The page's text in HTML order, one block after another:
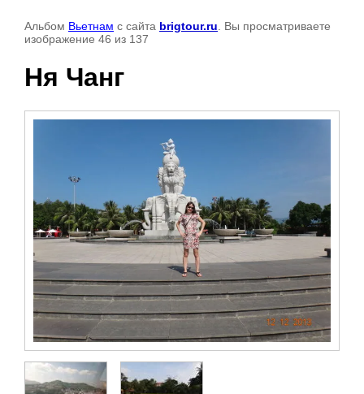
Альбом Вьетнам с сайта brigtour.ru . Вы просматриваете
изображение 46 из 137
Ня Чанг